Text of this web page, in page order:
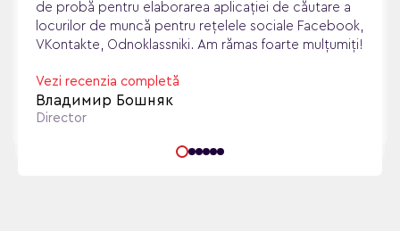
de probă pentru elaborarea aplicaţiei de căutare a
locurilor de muncă pentru reţelele sociale Facebook,
VKontakte, Odnoklassniki. Am rămas foarte mulţumiţi!
Vezi recenzia completă
Владимир Бошняк
Director